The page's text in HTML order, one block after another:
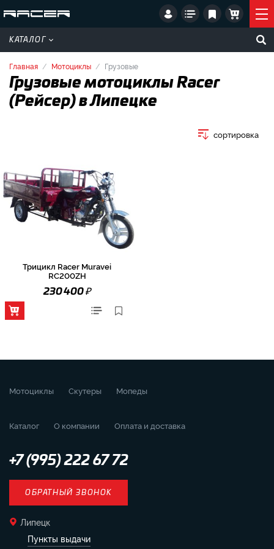
КАТАЛОГ
Главная Мотоциклы Грузовые
Грузовые мотоциклы Racer
(Рейсер) в Липецке
сортировка
Трицикл Racer Muravei
RC200ZH
230 400₽
Мотоциклы Скутеры Мопеды
Каталог О компании Оплата и доставка
+7 (995) 222 67 72
ОБРАТНЫЙ ЗВОНОК
Липецк
Пункты выдачи